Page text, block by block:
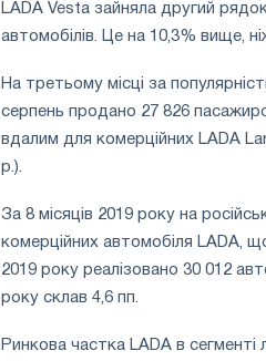
LADA Vesta зайняла другий
автомобілів. Це на 10,3% вище,
На третьому місці за
серпень продано 27 826
вдалим для комерційних LADA
р.).
За 8 місяців 2019 року на
комерційних автомобіля LADA,
2019 року реалізовано 30 012
року склав 4,6 пп.
Ринкова частка LADA в сегменті